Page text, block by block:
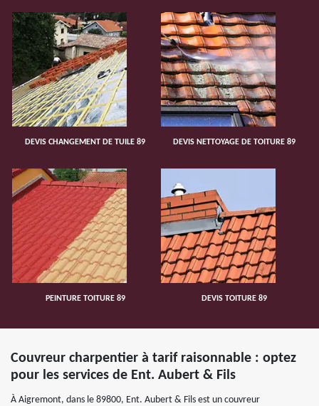
DEVIS CHANGEMENT DE TUILE 89 DEVIS NETTOYAGE DE TOITURE 89
PEINTURE TOITURE 89 DEVIS TOITURE 89
Couvreur charpentier à tarif raisonnable : optez
pour les services de Ent. Aubert & Fils
À Aigremont, dans le 89800, Ent. Aubert & Fils est un couvreur